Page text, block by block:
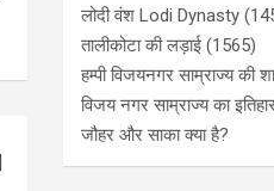
लोदी वंश Lodi Dynasty
तालीकोटा की लड़ाई (1565)
हम्पी विजयनगर साम्राज्य की
विजय नगर साम्राज्य का
जौहर और साका क्या है?